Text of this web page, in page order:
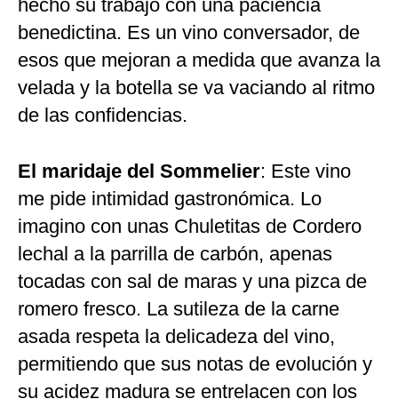
hecho su trabajo con una paciencia
benedictina. Es un vino conversador, de
esos que mejoran a medida que avanza la
velada y la botella se va vaciando al ritmo
de las confidencias.
El maridaje del Sommelier: Este vino
me pide intimidad gastronómica. Lo
imagino con unas Chuletitas de Cordero
lechal a la parrilla de carbón, apenas
tocadas con sal de maras y una pizca de
romero fresco. La sutileza de la carne
asada respeta la delicadeza del vino,
permitiendo que sus notas de evolución y
su acidez madura se entrelacen con los